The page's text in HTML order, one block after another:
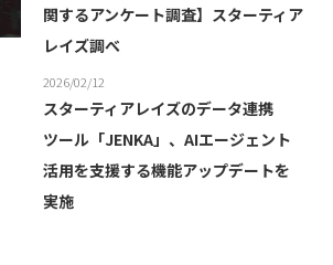
関するアンケート調査】スターティア
レイズ調べ
2026/02/12
スターティアレイズのデータ連携
ツール「JENKA」、AIエージェント
活用を支援する機能アップデートを
実施